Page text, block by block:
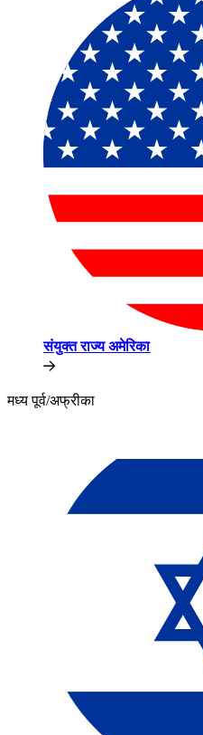
संयुक्त राज्य अमेरिका​​
मध्य पूर्व/अफ्रीका​​